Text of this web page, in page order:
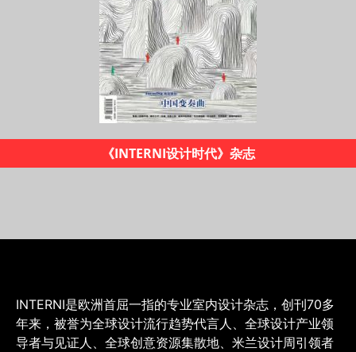
《INTERNI设计时代》杂志
INTERNI是欧洲首屈一指的专业室内设计杂志，创刊70多
年来，被誉为全球设计流行趋势代言人、全球设计产业领
导者与见证人、全球创意资源集散地、米兰设计周引领者